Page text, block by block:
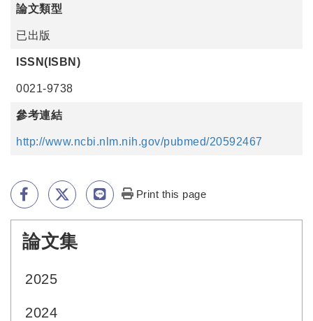
論文類型
已出版
ISSN(ISBN)
0021-9738
參考連結
http://www.ncbi.nlm.nih.gov/pubmed/20592467
Print this page
論文集
2025
2024